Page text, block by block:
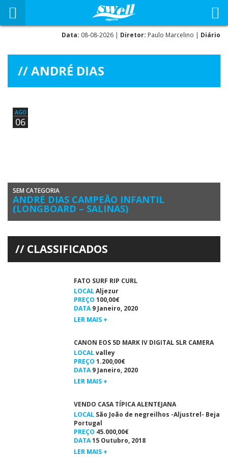
Data: 08-08-2026 | Diretor: Paulo Marcelino | Diário
ANDRÉ DIAS
AGO
06
SEM CATEGORIA
ANDRÉ DIAS CAMPEÃO INFANTIL
(LONGBOARD – SALINAS)
André Dias em Salinas, onde se sagrou campeão infantil André Dias
CLASSIFICADOS
FATO SURF RIP CURL
LOCALAljezur
PREÇO 100,00€
DATA9 Janeiro, 2020
LER MAIS +
CANON EOS 5D MARK IV DIGITAL SLR CAMERA
LOCALvalley
PREÇO 1.200,00€
DATA9 Janeiro, 2020
LER MAIS +
VENDO CASA TÍPICA ALENTEJANA
LOCAL São João de negreilhos -Aljustrel- Beja
Portugal
PREÇO 45.000,00€
DATA15 Outubro, 2018
LER MAIS +